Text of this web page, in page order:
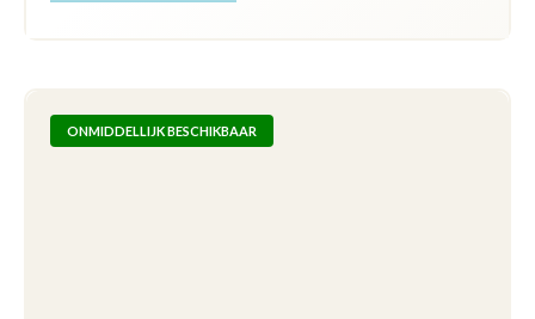
ONMIDDELLIJK BESCHIKBAAR